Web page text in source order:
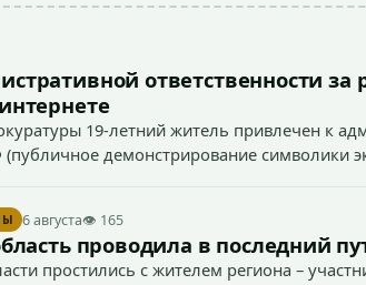
ответственности
19-летний житель привлечен к
демонстрирование символики
6 августа👁 165
проводила в последний
простились с жителем региона –